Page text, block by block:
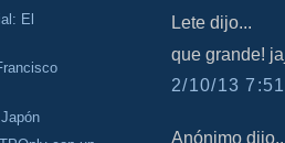
El
Lete dijo...
que grande!
2/10/13
Anónimo